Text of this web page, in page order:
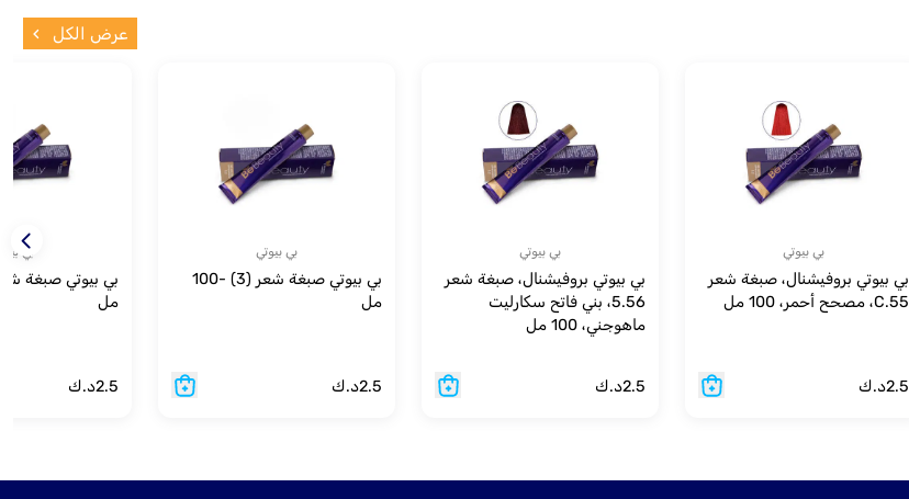
عرض الكل
بي بيوتي
بي بيوتي بروفيشنال، صبغة شعر
C.55، مصحح أحمر، 100 مل
2.5د.ك
بي بيوتي
بي بيوتي بروفيشنال، صبغة شعر
5.56، بني فاتح سكارليت
ماهوجني، 100 مل
2.5د.ك
بي بيوتي
بي بيوتي صبغة شعر (3) -100
مل
2.5د.ك
بي
مل
2.5د.ك